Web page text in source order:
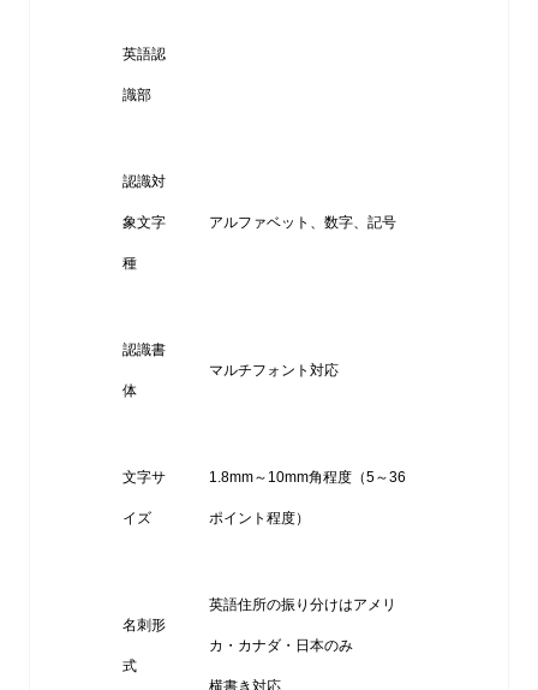
英語認
識部
認識対
象文字
種
アルファベット、数字、記号
認識書
体
マルチフォント対応
文字サ
イズ
1.8mm～10mm角程度（5～36
ポイント程度）
名刺形
式
英語住所の振り分けはアメリ
カ・カナダ・日本のみ